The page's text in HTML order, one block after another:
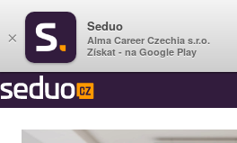
×
Seduo
Alma Career Czechia s.r.o.
Získat - na Google Play